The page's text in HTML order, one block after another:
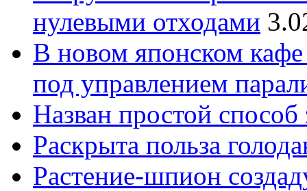
нулевыми отходами
В новом японском
под управлением
Назван простой
Раскрыта польза
Растение-шпион